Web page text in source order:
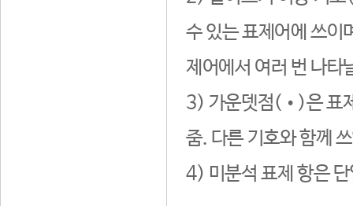
수 있는 표제어에 쓰이
제어에서 여러 번 나타
3) 가운뎃점(•)은 표
줌. 다른 기호와 함께
4) 미분석 표제 항은